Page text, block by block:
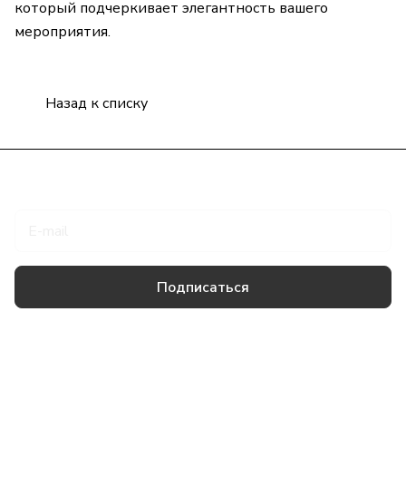
который подчеркивает элегантность вашего
мероприятия.
Назад к списку
Подписаться